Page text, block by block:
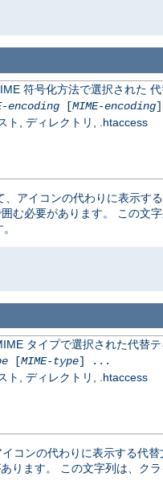
符号化方法で選択された 代
encoding[MIME-encoding
ト, ディレクトリ, .htaccess
、アイコンの代わりに表示す
む必要があります。 この文
タイプで選択された代替テ
[MIME-type] ...
ト, ディレクトリ, .htaccess
コンの代わりに表示する代替
ります。 この文字列は、ク